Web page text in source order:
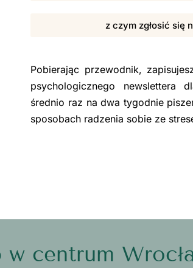
z czym zgłosić się
Pobierając przewodnik,
psychologicznego newslettera
średnio raz na dwa tygodnie
sposobach radzenia sobie ze
centrum